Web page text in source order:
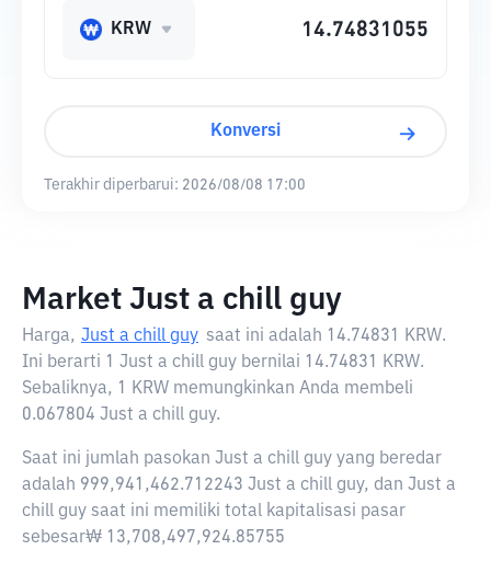
KRW
Konversi
Terakhir diperbarui: 2026/08/08 17:00
Market Just a chill guy
Harga, Just a chill guy saat ini adalah 14.74831 KRW.
Ini berarti 1 Just a chill guy bernilai 14.74831 KRW.
Sebaliknya, 1 KRW memungkinkan Anda membeli
0.067804 Just a chill guy.
Saat ini jumlah pasokan Just a chill guy yang beredar
adalah 999,941,462.712243 Just a chill guy, dan Just a
chill guy saat ini memiliki total kapitalisasi pasar
sebesar₩ 13,708,497,924.85755